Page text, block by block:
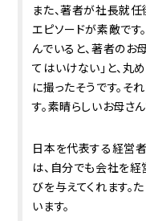
また、著者が社長就
エピソードが素敵です
んでいると、著者のお
てはいけない」と、丸
に撮ったそうです。そ
す。素晴らしいお母さん
日本を代表する経営
は、自分でも会社を
びを与えてくれます。
います。